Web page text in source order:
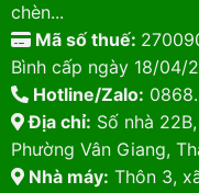
chèn...
Mã số thuế:
Bình cấp ngày 18/04/
Hotline/Zalo:
Địa chỉ: Số nhà
Phường Vân Giang,
Nhà máy: Thôn 3,